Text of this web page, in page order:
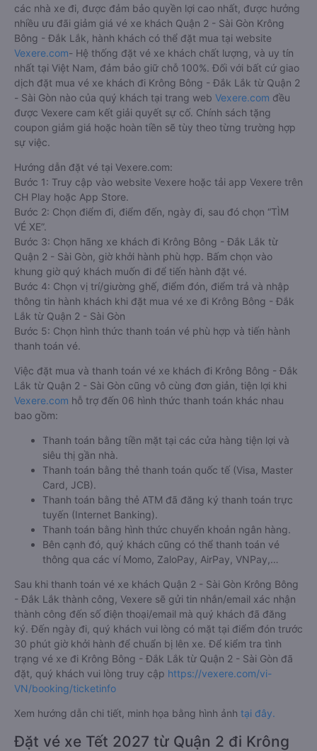
các nhà xe đi, được đảm bảo quyền lợi cao nhất, được hưởng
nhiều ưu đãi giảm giá vé xe khách Quận 2 - Sài Gòn Krông
Bông - Đắk Lắk, hành khách có thể đặt mua tại website
Vexere.com- Hệ thống đặt vé xe khách chất lượng, và uy tín
nhất tại Việt Nam, đảm bảo giữ chỗ 100%. Đối với bất cứ giao
dịch đặt mua vé xe khách đi Krông Bông - Đắk Lắk từ Quận 2
- Sài Gòn nào của quý khách tại trang web Vexere.com đều
được Vexere cam kết giải quyết sự cố. Chính sách tặng
coupon giảm giá hoặc hoàn tiền sẽ tùy theo từng trường hợp
sự việc.
Hướng dẫn đặt vé tại Vexere.com:
Bước 1: Truy cập vào website Vexere hoặc tải app Vexere trên
CH Play hoặc App Store.
Bước 2: Chọn điểm đi, điểm đến, ngày đi, sau đó chọn “TÌM
VÉ XE”.
Bước 3: Chọn hãng xe khách đi Krông Bông - Đắk Lắk từ
Quận 2 - Sài Gòn, giờ khởi hành phù hợp. Bấm chọn vào
khung giờ quý khách muốn đi để tiến hành đặt vé.
Bước 4: Chọn vị trí/giường ghế, điểm đón, điểm trả và nhập
thông tin hành khách khi đặt mua vé xe đi Krông Bông - Đắk
Lắk từ Quận 2 - Sài Gòn
Bước 5: Chọn hình thức thanh toán vé phù hợp và tiến hành
thanh toán vé.
Việc đặt mua và thanh toán vé xe khách đi Krông Bông - Đắk
Lắk từ Quận 2 - Sài Gòn cũng vô cùng đơn giản, tiện lợi khi
Vexere.com hỗ trợ đến 06 hình thức thanh toán khác nhau
bao gồm:
Thanh toán bằng tiền mặt tại các cửa hàng tiện lợi và
siêu thị gần nhà.
Thanh toán bằng thẻ thanh toán quốc tế (Visa, Master
Card, JCB).
Thanh toán bằng thẻ ATM đã đăng ký thanh toán trực
tuyến (Internet Banking).
Thanh toán bằng hình thức chuyển khoản ngân hàng.
Bên cạnh đó, quý khách cũng có thể thanh toán vé
thông qua các ví Momo, ZaloPay, AirPay, VNPay,…
Sau khi thanh toán vé xe khách Quận 2 - Sài Gòn Krông Bông
- Đắk Lắk thành công, Vexere sẽ gửi tin nhắn/email xác nhận
thành công đến số điện thoại/email mà quý khách đã đăng
ký. Đến ngày đi, quý khách vui lòng có mặt tại điểm đón trước
30 phút giờ khởi hành để chuẩn bị lên xe. Để kiểm tra tình
trạng vé xe đi Krông Bông - Đắk Lắk từ Quận 2 - Sài Gòn đã
đặt, quý khách vui lòng truy cập https://vexere.com/vi-
VN/booking/ticketinfo
Xem hướng dẫn chi tiết, minh họa bằng hình ảnh tại đây.
Đặt vé xe Tết 2027 từ Quận 2 đi Krông